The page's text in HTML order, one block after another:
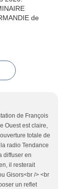
de François
Ouest est claire,
totale de
radio Tendance
diffuser en
il resterait
Gisors<br /> <br
un reflet